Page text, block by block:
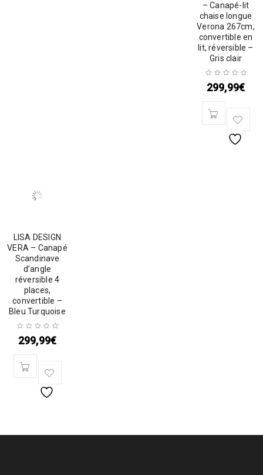
– Canapé-lit
chaise longue
Verona 267cm,
convertible en
lit, réversible –
Gris clair
299,99€
LISA DESIGN
VERA – Canapé
Scandinave
d’angle
réversible 4
places,
convertible –
Bleu Turquoise
299,99€